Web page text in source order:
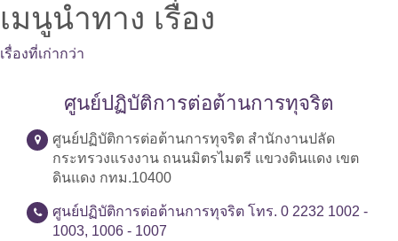
เมนูนำทาง เรื่อง
เรื่องที่เก่ากว่า
ศูนย์ปฏิบัติการต่อต้านการทุจริต
ศูนย์ปฏิบัติการต่อต้านการทุจริต สำนักงานปลัด
กระทรวงแรงงาน ถนนมิตรไมตรี แขวงดินแดง เขต
ดินแดง กทม.10400
ศูนย์ปฏิบัติการต่อต้านการทุจริต โทร. 0 2232 1002 -
1003, 1006 - 1007